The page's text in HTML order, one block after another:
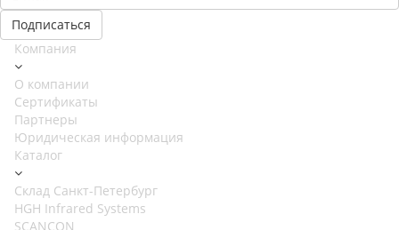
Компания
О компании
Сертификаты
Партнеры
Юридическая информация
Каталог
Cклад Санкт-Петербург
HGH Infrared Systems
SCANCON